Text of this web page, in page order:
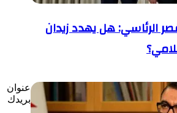
الرئاسي: هل يهدد زيدان
عنوان
بريدك